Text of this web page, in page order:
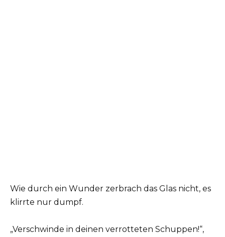
Wie durch ein Wunder zerbrach das Glas nicht, es
klirrte nur dumpf.
„Verschwinde in deinen verrotteten Schuppen!“,